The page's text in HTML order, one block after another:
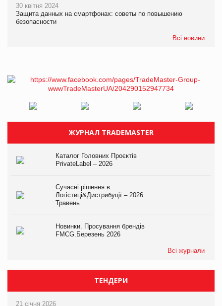
30 квітня 2024
Защита данных на смартфонах: советы по повышению
безопасности
Всі новини
ЖУРНАЛ TRADEMASTER
Каталог Головних Проєктів
PrivateLabel – 2026
Сучасні рішення в
Логістиці&Дистрибуції – 2026.
Травень
Новинки. Просування брендів
FMCG.Березень 2026
Всі журнали
ТЕНДЕРИ
21 січня 2026